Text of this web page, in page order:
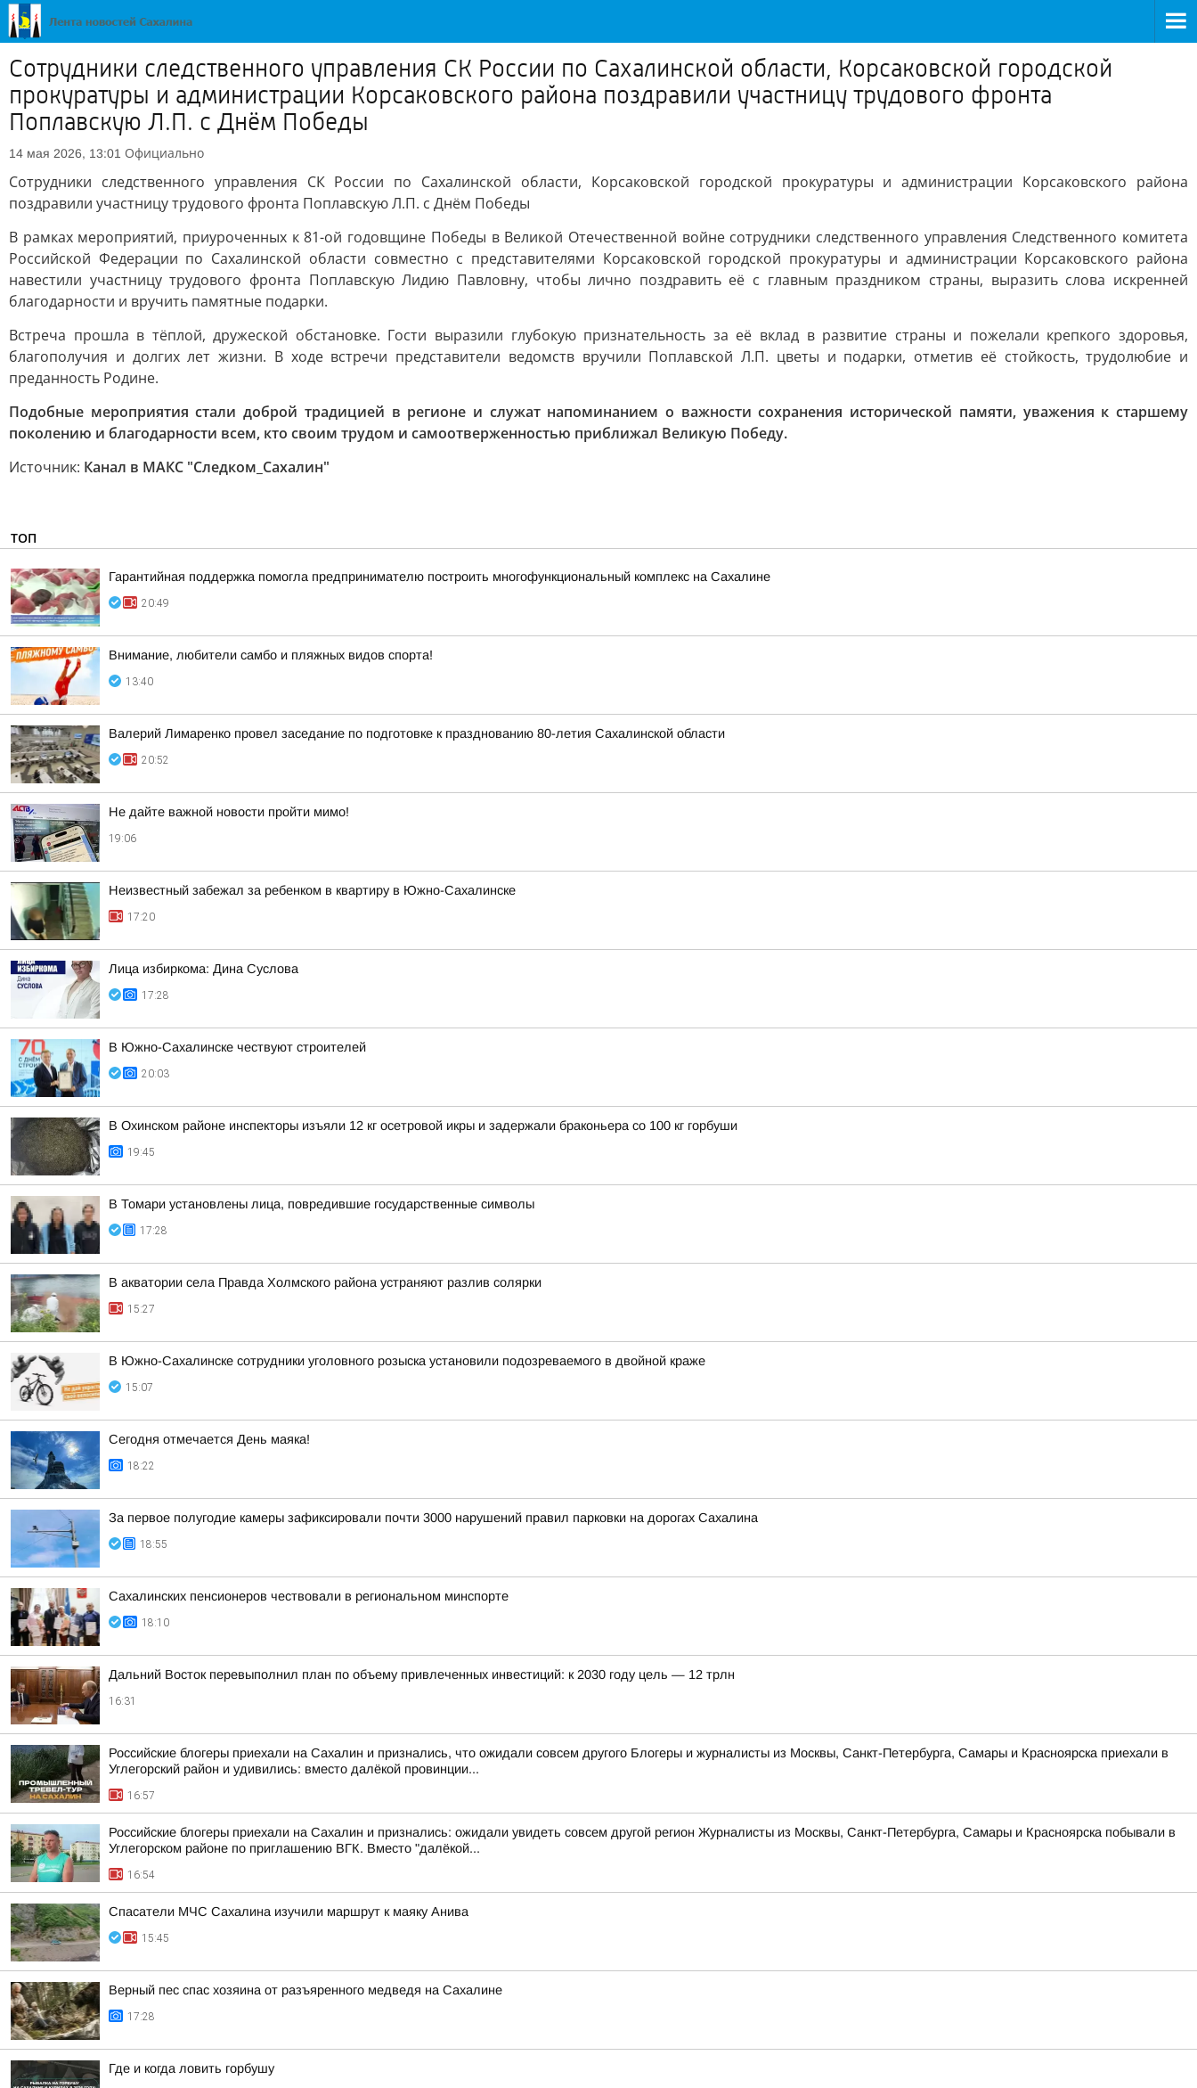
Сотрудники следственного управления СК России по Сахалинской области, Корсаковской городской
прокуратуры и администрации Корсаковского района поздравили участницу трудового фронта
Поплавскую Л.П. с Днём Победы
14 мая 2026, 13:01 Официально
Сотрудники следственного управления СК России по Сахалинской области, Корсаковской городской прокуратуры и администрации Корсаковского района
поздравили участницу трудового фронта Поплавскую Л.П. с Днём Победы
В рамках мероприятий, приуроченных к 81-ой годовщине Победы в Великой Отечественной войне сотрудники следственного управления Следственного комитета
Российской Федерации по Сахалинской области совместно с представителями Корсаковской городской прокуратуры и администрации Корсаковского района
навестили участницу трудового фронта Поплавскую Лидию Павловну, чтобы лично поздравить её с главным праздником страны, выразить слова искренней
благодарности и вручить памятные подарки.
Встреча прошла в тёплой, дружеской обстановке. Гости выразили глубокую признательность за её вклад в развитие страны и пожелали крепкого здоровья,
благополучия и долгих лет жизни. В ходе встречи представители ведомств вручили Поплавской Л.П. цветы и подарки, отметив её стойкость, трудолюбие и
преданность Родине.
Подобные мероприятия стали доброй традицией в регионе и служат напоминанием о важности сохранения исторической памяти, уважения к старшему
поколению и благодарности всем, кто своим трудом и самоотверженностью приближал Великую Победу.
Источник: Канал в МАКС "Следком_Сахалин"
ТОП
Гарантийная поддержка помогла предпринимателю построить многофункциональный комплекс на Сахалине
20:49
Внимание, любители самбо и пляжных видов спорта!
13:40
Валерий Лимаренко провел заседание по подготовке к празднованию 80-летия Сахалинской области
20:52
Не дайте важной новости пройти мимо!
19:06
Неизвестный забежал за ребенком в квартиру в Южно-Сахалинске
17:20
Лица избиркома: Дина Суслова
17:28
В Южно-Сахалинске чествуют строителей
20:03
В Охинском районе инспекторы изъяли 12 кг осетровой икры и задержали браконьера со 100 кг горбуши
19:45
В Томари установлены лица, повредившие государственные символы
17:28
В акватории села Правда Холмского района устраняют разлив солярки
15:27
В Южно-Сахалинске сотрудники уголовного розыска установили подозреваемого в двойной краже
15:07
Сегодня отмечается День маяка!
18:22
За первое полугодие камеры зафиксировали почти 3000 нарушений правил парковки на дорогах Сахалина
18:55
Сахалинских пенсионеров чествовали в региональном минспорте
18:10
Дальний Восток перевыполнил план по объему привлеченных инвестиций: к 2030 году цель — 12 трлн
16:31
Российские блогеры приехали на Сахалин и признались, что ожидали совсем другого Блогеры и журналисты из Москвы, Санкт-Петербурга, Самары и Красноярска приехали в
Углегорский район и удивились: вместо далёкой провинции...
16:57
Российские блогеры приехали на Сахалин и признались: ожидали увидеть совсем другой регион Журналисты из Москвы, Санкт-Петербурга, Самары и Красноярска побывали в
Углегорском районе по приглашению ВГК. Вместо "далёкой...
16:54
Спасатели МЧС Сахалина изучили маршрут к маяку Анива
15:45
Верный пес спас хозяина от разъяренного медведя на Сахалине
17:28
Где и когда ловить горбушу